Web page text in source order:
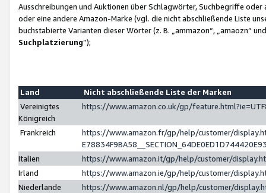
Ausschreibungen und Auktionen über Schlagwörter, Suchbegriffe
oder eine andere Amazon-Marke (vgl. die nicht abschließende Liste
buchstabierte Varianten dieser Wörter (z. B. „ammazon“, „amaozn“
Suchplatzierung”);
Land
Nicht abschließende Liste der Marken
Vereinigtes
Königreich
https://www.amazon.co.uk/gp/
Frankreich
https://www.amazon.fr/gp/help/customer/
Italien
https://www.amazon.it/gp/help/customer/
Irland
https://www.amazon.ie/gp/help/customer/
Niederlande
https://www.amazon.nl/gp/help/customer/